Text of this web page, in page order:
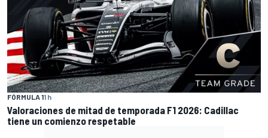
FÓRMULA 11 h
Valoraciones de mitad de temporada F1 2026: Cadillac
tiene un comienzo respetable